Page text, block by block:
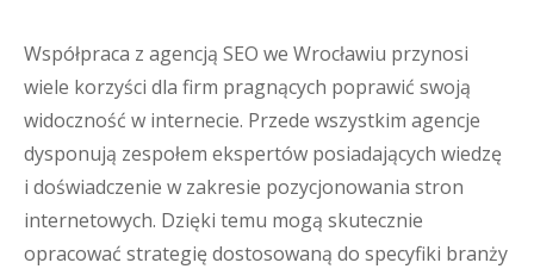
Współpraca z agencją SEO we Wrocławiu przynosi
wiele korzyści dla firm pragnących poprawić swoją
widoczność w internecie. Przede wszystkim agencje
dysponują zespołem ekspertów posiadających wiedzę
i doświadczenie w zakresie pozycjonowania stron
internetowych. Dzięki temu mogą skutecznie
opracować strategię dostosowaną do specyfiki branży